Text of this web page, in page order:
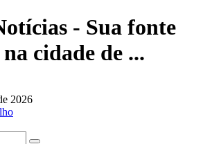
- Sua fonte
cidade de ...
2026